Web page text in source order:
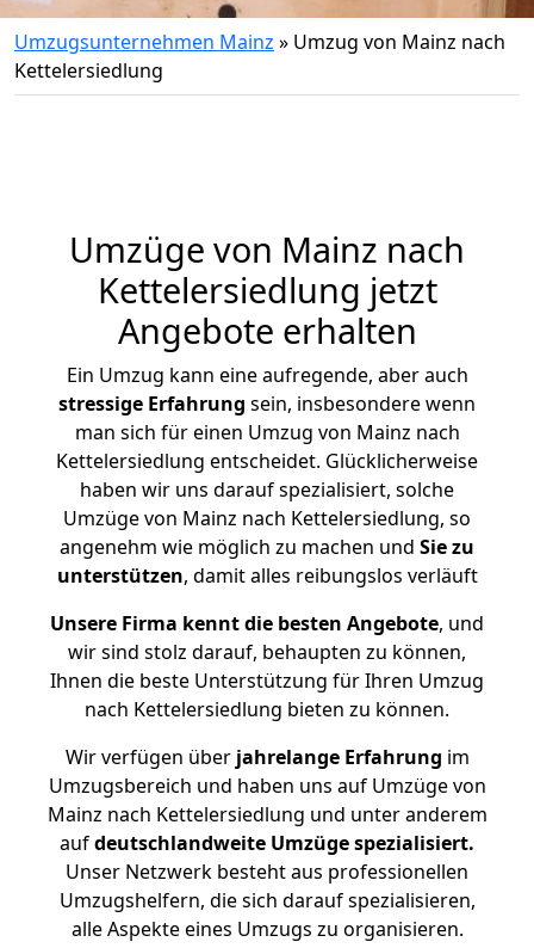
Umzugsunternehmen Mainz » Umzug von Mainz nach
Kettelersiedlung
Umzüge von Mainz nach
Kettelersiedlung jetzt
Angebote erhalten
Ein Umzug kann eine aufregende, aber auch
stressige Erfahrung sein, insbesondere wenn
man sich für einen Umzug von Mainz nach
Kettelersiedlung entscheidet. Glücklicherweise
haben wir uns darauf spezialisiert, solche
Umzüge von Mainz nach Kettelersiedlung, so
angenehm wie möglich zu machen und Sie zu
unterstützen, damit alles reibungslos verläuft
Unsere Firma kennt die besten Angebote, und
wir sind stolz darauf, behaupten zu können,
Ihnen die beste Unterstützung für Ihren Umzug
nach Kettelersiedlung bieten zu können.
Wir verfügen überjahrelange Erfahrung im
Umzugsbereich und haben uns auf Umzüge von
Mainz nach Kettelersiedlung und unter anderem
aufdeutschlandweite Umzüge spezialisiert.
Unser Netzwerk besteht aus professionellen
Umzugshelfern, die sich darauf spezialisieren,
alle Aspekte eines Umzugs zu organisieren.